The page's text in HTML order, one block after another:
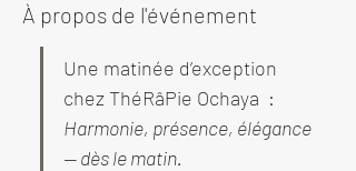
À propos de l'événement
Une matinée d’exception
chez ThéRâPie Ochaya  :
Harmonie, présence, élégance
— dès le matin.